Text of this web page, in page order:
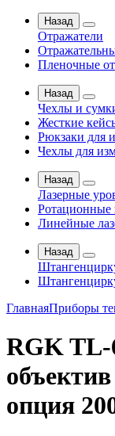
Назад
Отражатели
Пленочные
Назад
Чехлы и
Жесткие
Рюкзаки для
Чехлы для
Назад
Лазерные
Ротационные
Линейные
Назад
ГлавнаяПриборы
RGK TL-
опция